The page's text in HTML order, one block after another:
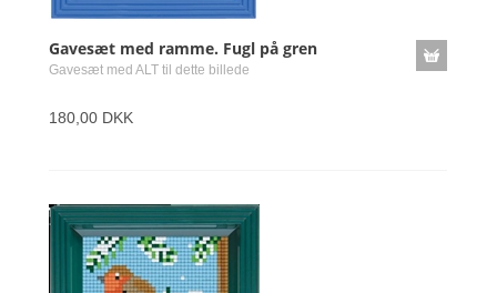
Gavesæt med ramme. Fugl på gren
Gavesæt med ALT til dette billede
180,00 DKK